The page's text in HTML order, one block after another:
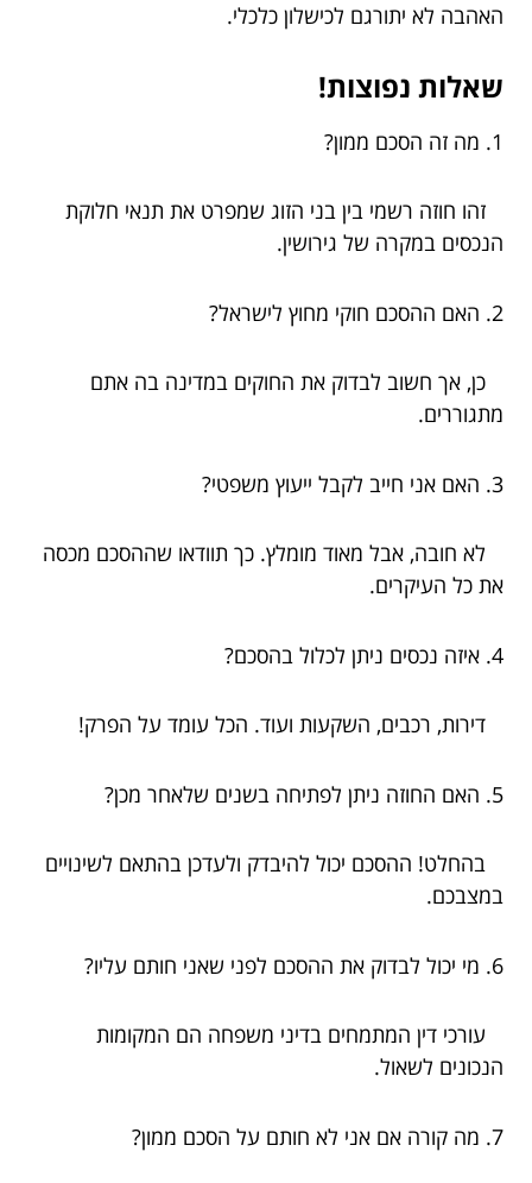
האהבה לא יתורגם לכישלון כלכלי.
שאלות נפוצות!
1. מה זה הסכם ממון?
זהו חוזה רשמי בין בני הזוג שמפרט את תנאי חלוקת
הנכסים במקרה של גירושין.
2. האם ההסכם חוקי מחוץ לישראל?
כן, אך חשוב לבדוק את החוקים במדינה בה אתם
מתגוררים.
3. האם אני חייב לקבל ייעוץ משפטי?
לא חובה, אבל מאוד מומלץ. כך תוודאו שההסכם מכסה
את כל העיקרים.
4. איזה נכסים ניתן לכלול בהסכם?
דירות, רכבים, השקעות ועוד. הכל עומד על הפרק!
5. האם החוזה ניתן לפתיחה בשנים שלאחר מכן?
בהחלט! ההסכם יכול להיבדק ולעדכן בהתאם לשינויים
במצבכם.
6. מי יכול לבדוק את ההסכם לפני שאני חותם עליו?
עורכי דין המתמחים בדיני משפחה הם המקומות
הנכונים לשאול.
7. מה קורה אם אני לא חותם על הסכם ממון?